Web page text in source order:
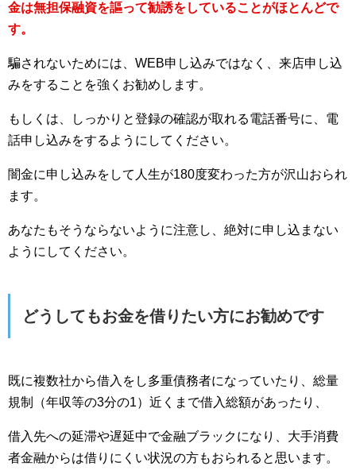
金は無担保融資を謳って勧誘をしていることがほとんどで
す。
騙されないためには、WEB申し込みではなく、来店申し込
みをすることを強くお勧めします。
もしくは、しっかりと登録の確認が取れる電話番号に、電
話申し込みをするようにしてください。
闇金に申し込みをして人生が180度変わった方が沢山おられ
ます。
あなたもそうならないように注意し、絶対に申し込まない
ようにしてください。
どうしてもお金を借りたい方にお勧めです
既に複数社から借入をし多重債務者になっていたり、総量
規制（年収等の3分の1）近くまで借入総額があったり、
借入先への延滞や遅延中で金融ブラックになり、大手消費
者金融からは借りにくい状況の方もおられると思います。